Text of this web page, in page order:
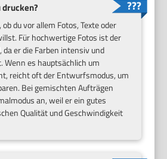
du vor allem Fotos, Texte oder
Für hochwertige Fotos ist der
er die Farben intensiv und
Wenn es hauptsächlich um
reicht oft der Entwurfsmodus, um
Bei gemischten Aufträgen
an, weil er ein gutes
Qualität und Geschwindigkeit